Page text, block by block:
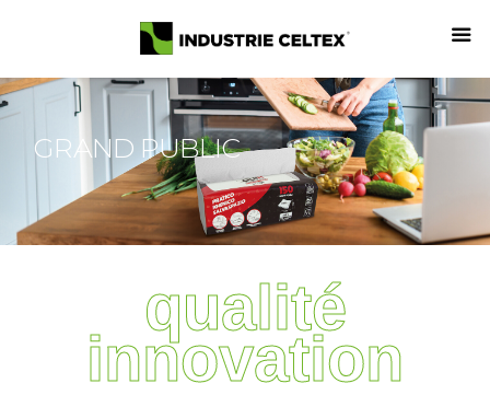
GRAND PUBLIC
qualité
innovation